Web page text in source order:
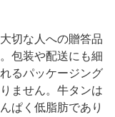
切な人への贈答品
包装や配送にも細
るパッケージング
ません。牛タンは
ぱく低脂肪であり